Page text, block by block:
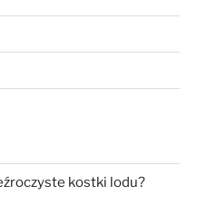
kostki lodu?